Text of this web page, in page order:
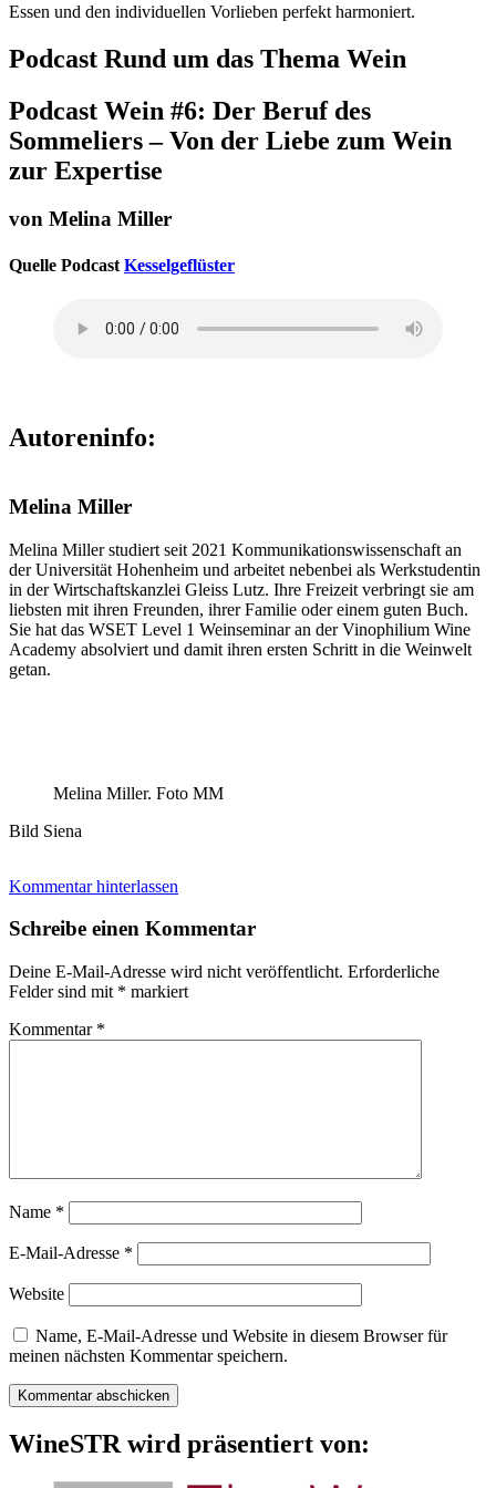
Essen und den individuellen Vorlieben perfekt harmoniert.
Podcast Rund um das Thema Wein
Podcast Wein #6: Der Beruf des
Sommeliers –Von der Liebe zum Wein
zur Expertise
von Melina Miller
Quelle Podcast Kesselgeflüster
Autoreninfo:
Melina Miller
Melina Miller studiert seit 2021 Kommunikationswissenschaft an
der Universität Hohenheim und arbeitet nebenbei als Werkstudentin
in der Wirtschaftskanzlei Gleiss Lutz. Ihre Freizeit verbringt sie am
liebsten mit ihren Freunden, ihrer Familie oder einem guten Buch.
Sie hat das WSET Level 1 Weinseminar an der Vinophilium Wine
Academy absolviert und damit ihren ersten Schritt in die Weinwelt
getan.
Melina Miller. Foto MM
Bild Siena
Kommentar hinterlassen
Schreibe einen Kommentar
Deine E-Mail-Adresse wird nicht veröffentlicht. Erforderliche
Felder sind mit * markiert
Kommentar *
Name *
E-Mail-Adresse *
Website
Name, E-Mail-Adresse und Website in diesem Browser für
meinen nächsten Kommentar speichern.
WineSTR wird präsentiert von: